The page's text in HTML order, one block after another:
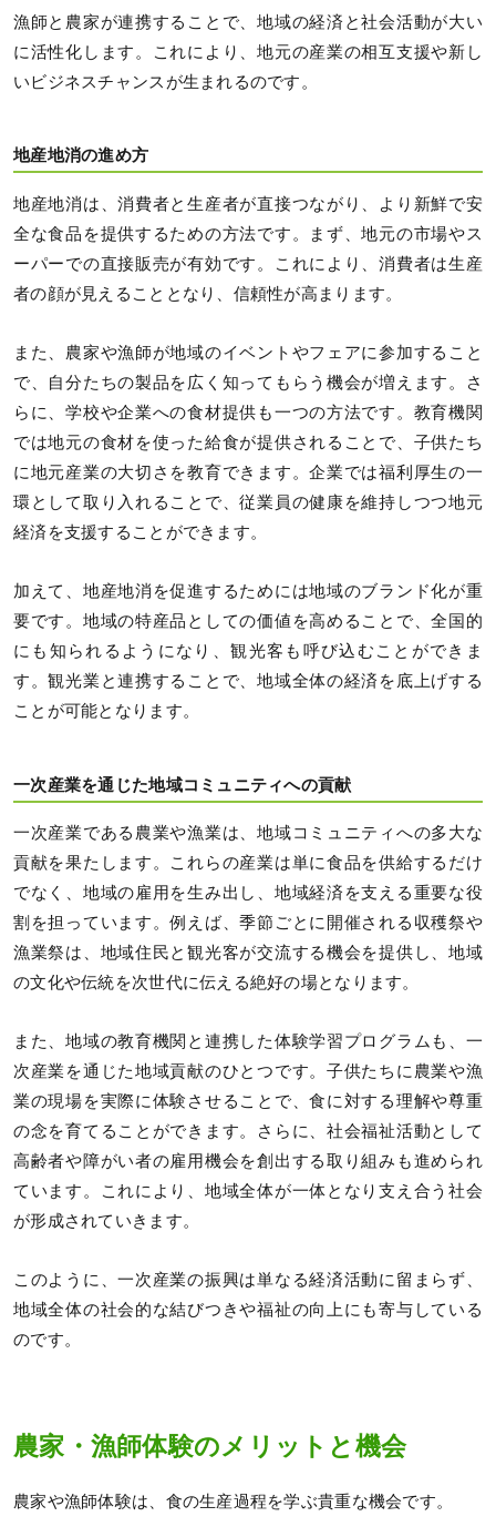
漁師と農家が連携することで、地域の経済と社会活動が大い
に活性化します。これにより、地元の産業の相互支援や新し
いビジネスチャンスが生まれるのです。
地産地消の進め方
地産地消は、消費者と生産者が直接つながり、より新鮮で安
全な食品を提供するための方法です。まず、地元の市場やス
ーパーでの直接販売が有効です。これにより、消費者は生産
者の顔が見えることとなり、信頼性が高まります。
また、農家や漁師が地域のイベントやフェアに参加すること
で、自分たちの製品を広く知ってもらう機会が増えます。さ
らに、学校や企業への食材提供も一つの方法です。教育機関
では地元の食材を使った給食が提供されることで、子供たち
に地元産業の大切さを教育できます。企業では福利厚生の一
環として取り入れることで、従業員の健康を維持しつつ地元
経済を支援することができます。
加えて、地産地消を促進するためには地域のブランド化が重
要です。地域の特産品としての価値を高めることで、全国的
にも知られるようになり、観光客も呼び込むことができま
す。観光業と連携することで、地域全体の経済を底上げする
ことが可能となります。
一次産業を通じた地域コミュニティへの貢献
一次産業である農業や漁業は、地域コミュニティへの多大な
貢献を果たします。これらの産業は単に食品を供給するだけ
でなく、地域の雇用を生み出し、地域経済を支える重要な役
割を担っています。例えば、季節ごとに開催される収穫祭や
漁業祭は、地域住民と観光客が交流する機会を提供し、地域
の文化や伝統を次世代に伝える絶好の場となります。
また、地域の教育機関と連携した体験学習プログラムも、一
次産業を通じた地域貢献のひとつです。子供たちに農業や漁
業の現場を実際に体験させることで、食に対する理解や尊重
の念を育てることができます。さらに、社会福祉活動として
高齢者や障がい者の雇用機会を創出する取り組みも進められ
ています。これにより、地域全体が一体となり支え合う社会
が形成されていきます。
このように、一次産業の振興は単なる経済活動に留まらず、
地域全体の社会的な結びつきや福祉の向上にも寄与している
のです。
農家・漁師体験のメリットと機会
農家や漁師体験は、食の生産過程を学ぶ貴重な機会です。